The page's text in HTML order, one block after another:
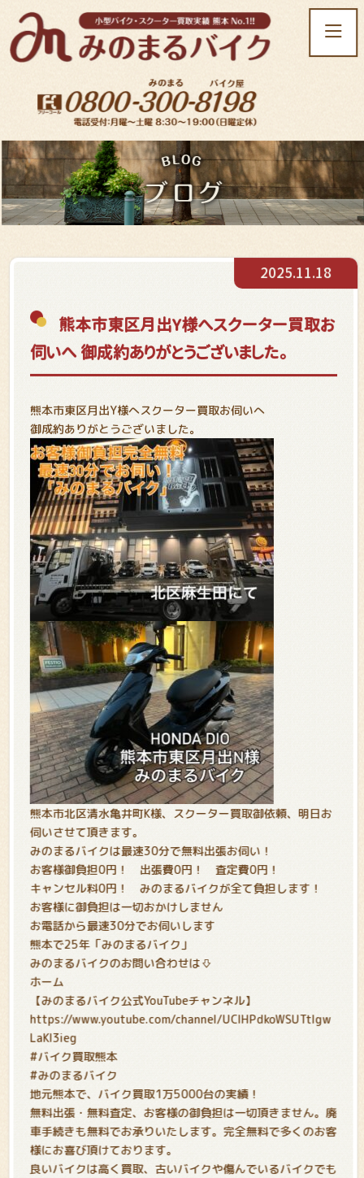
t
o
n
a
v
i
g
t
o
熊本市東区月出Y様へスクーター買取お
伺いへ 御成約ありがとうございました。
2025.11.18
熊本市東区月出Y様へスクーター買取お伺いへ
御成約ありがとうございました。
熊本市北区清水亀井町K様、スクーター買取御依頼、明日お
伺いさせて頂きます。
みのまるバイクは最速30分で無料出張お伺い！
お客様御負担0円！ 出張費0円！ 査定費0円！
キャンセル料0円！ みのまるバイクが全て負担します！
お客様に御負担は一切おかけしません
お電話から最速30分でお伺いします
熊本で25年「みのまるバイク」
みのまるバイクのお問い合わせは⇩
ホーム
【みのまるバイク公式YouTubeチャンネル】
https://www.youtube.com/channel/UCIHPdkoWSUTtIgw
LaKl3ieg
#バイク買取熊本
#みのまるバイク
地元熊本で、バイク買取1万5000台の実績！
無料出張・無料査定、お客様の御負担は一切頂きません。廃
車手続きも無料でお承りいたします。完全無料で多くのお客
様にお喜び頂けております。
良いバイクは高く買取、古いバイクや傷んでいるバイクでも